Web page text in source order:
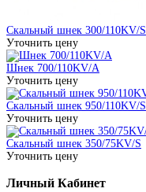
Скальный шнек 300/110KV/S
Уточнить цену
Шнек 700/110KV/A
Уточнить цену
Скальный шнек 950/110KV/S
Уточнить цену
Скальный шнек 350/75KV/S
Уточнить цену
Личный Кабинет